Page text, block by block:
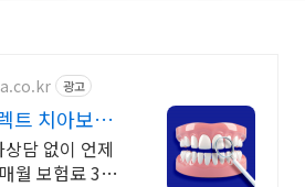
광고
트 치아보험
증정
담 없이 언제
월 보험료 3%